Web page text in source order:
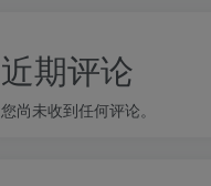
近期评论
您尚未收到任何评论。